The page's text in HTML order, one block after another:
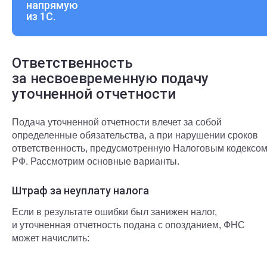
напрямую
из 1С.
Ответственность
за несвоевременную подачу
уточненной отчетности
Подача уточненной отчетности влечет за собой
определенные обязательства, а при нарушении сроков
ответственность, предусмотренную Налоговым кодексом
РФ. Рассмотрим основные варианты.
Штраф за неуплату налога
Если в результате ошибки был занижен налог,
и уточненная отчетность подана с опозданием, ФНС
может начислить: